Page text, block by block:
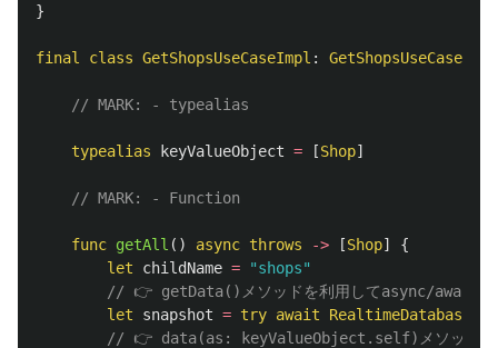
}
final class GetShopsUseCaseImpl : GetShopsUseCase
// MARK: - typealias
typealias keyValueObject = [Shop]
// MARK: - Function
func getAll () async throws -> [Shop]
{
let
childName =
"shops"
// 👉 getData()メソッドを利用してasync/awaitを
let
snapshot = try await
// 👉 data(as: keyValueObject.self)メソッドを利用